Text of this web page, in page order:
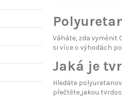
Váháte, zda vyměnit
si více o výhodách
Jaká je
Hledáte
přečtěte,jakou